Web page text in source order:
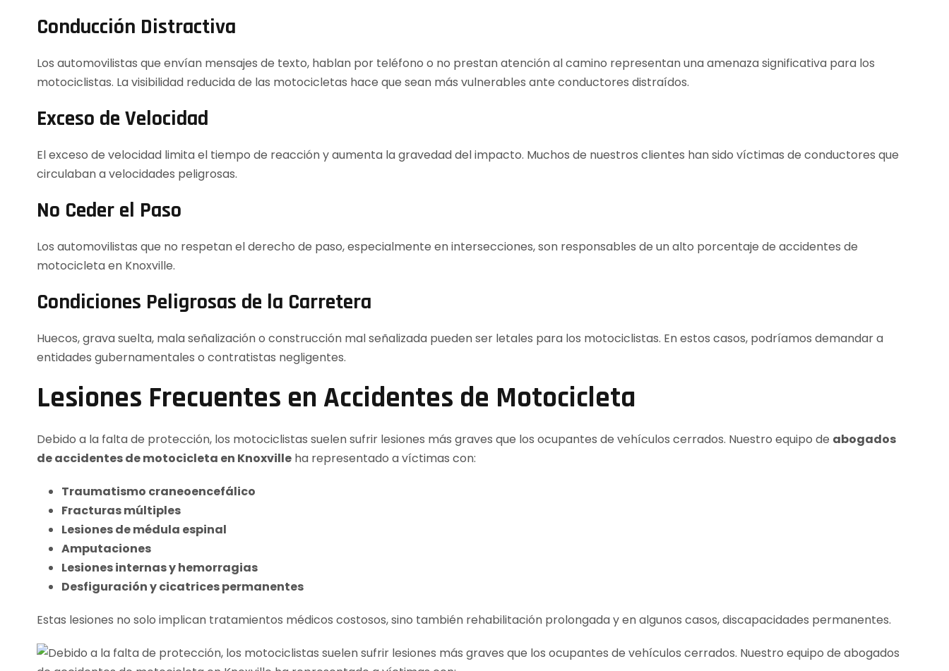
Conducción Distractiva
Los automovilistas que envían mensajes de texto, hablan por teléfono o no prestan atención al camino representan una amenaza significativa para los
motociclistas. La visibilidad reducida de las motocicletas hace que sean más vulnerables ante conductores distraídos.
Exceso de Velocidad
El exceso de velocidad limita el tiempo de reacción y aumenta la gravedad del impacto. Muchos de nuestros clientes han sido víctimas de conductores que
circulaban a velocidades peligrosas.
No Ceder el Paso
Los automovilistas que no respetan el derecho de paso, especialmente en intersecciones, son responsables de un alto porcentaje de accidentes de
motocicleta en Knoxville.
Condiciones Peligrosas de la Carretera
Huecos, grava suelta, mala señalización o construcción mal señalizada pueden ser letales para los motociclistas. En estos casos, podríamos demandar a
entidades gubernamentales o contratistas negligentes.
Lesiones Frecuentes en Accidentes de Motocicleta
Debido a la falta de protección, los motociclistas suelen sufrir lesiones más graves que los ocupantes de vehículos cerrados. Nuestro equipo de abogados
de accidentes de motocicleta en Knoxville ha representado a víctimas con:
Traumatismo craneoencefálico
Fracturas múltiples
Lesiones de médula espinal
Amputaciones
Lesiones internas y hemorragias
Desfiguración y cicatrices permanentes
Estas lesiones no solo implican tratamientos médicos costosos, sino también rehabilitación prolongada y en algunos casos, discapacidades permanentes.